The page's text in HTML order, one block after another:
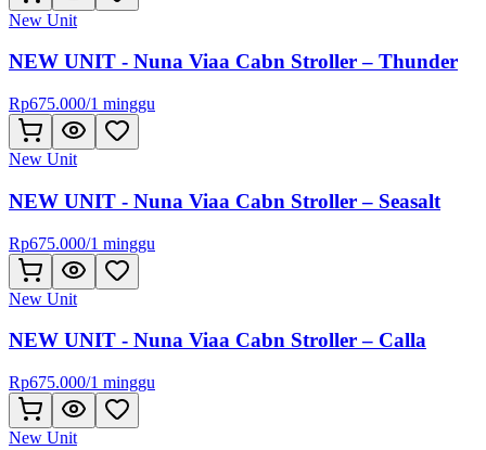
New Unit
NEW UNIT - Nuna Viaa Cabn Stroller – Thunder
Rp675.000/1 minggu
New Unit
NEW UNIT - Nuna Viaa Cabn Stroller – Seasalt
Rp675.000/1 minggu
New Unit
NEW UNIT - Nuna Viaa Cabn Stroller – Calla
Rp675.000/1 minggu
New Unit